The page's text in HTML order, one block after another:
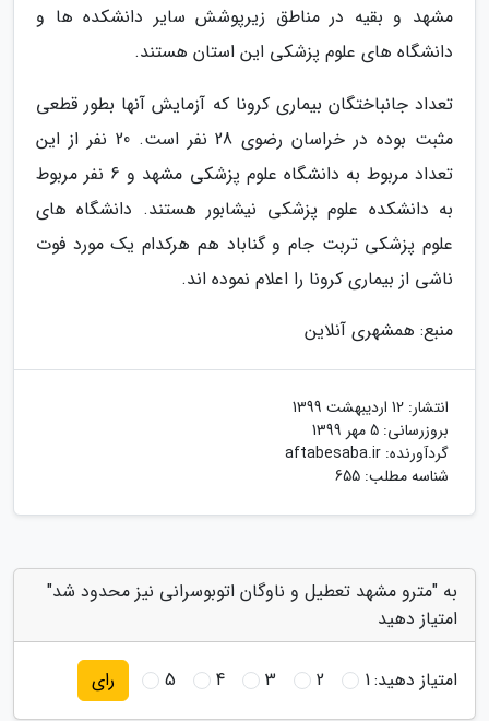
مشهد و بقیه در مناطق زیرپوشش سایر دانشکده ها و
دانشگاه های علوم پزشکی این استان هستند.
تعداد جانباختگان بیماری کرونا که آزمایش آنها بطور قطعی
مثبت بوده در خراسان رضوی 28 نفر است. 20 نفر از این
تعداد مربوط به دانشگاه علوم پزشکی مشهد و 6 نفر مربوط
به دانشکده علوم پزشکی نیشابور هستند. دانشگاه های
علوم پزشکی تربت جام و گناباد هم هرکدام یک مورد فوت
ناشی از بیماری کرونا را اعلام نموده اند.
منبع: همشهری آنلاین
انتشار: 12 اردیبهشت 1399
بروزرسانی: 5 مهر 1399
گردآورنده: aftabesaba.ir
شناسه مطلب: 655
به "مترو مشهد تعطیل و ناوگان اتوبوسرانی نیز محدود شد"
امتیاز دهید
امتیاز دهید:1
2
3
4
5 رای